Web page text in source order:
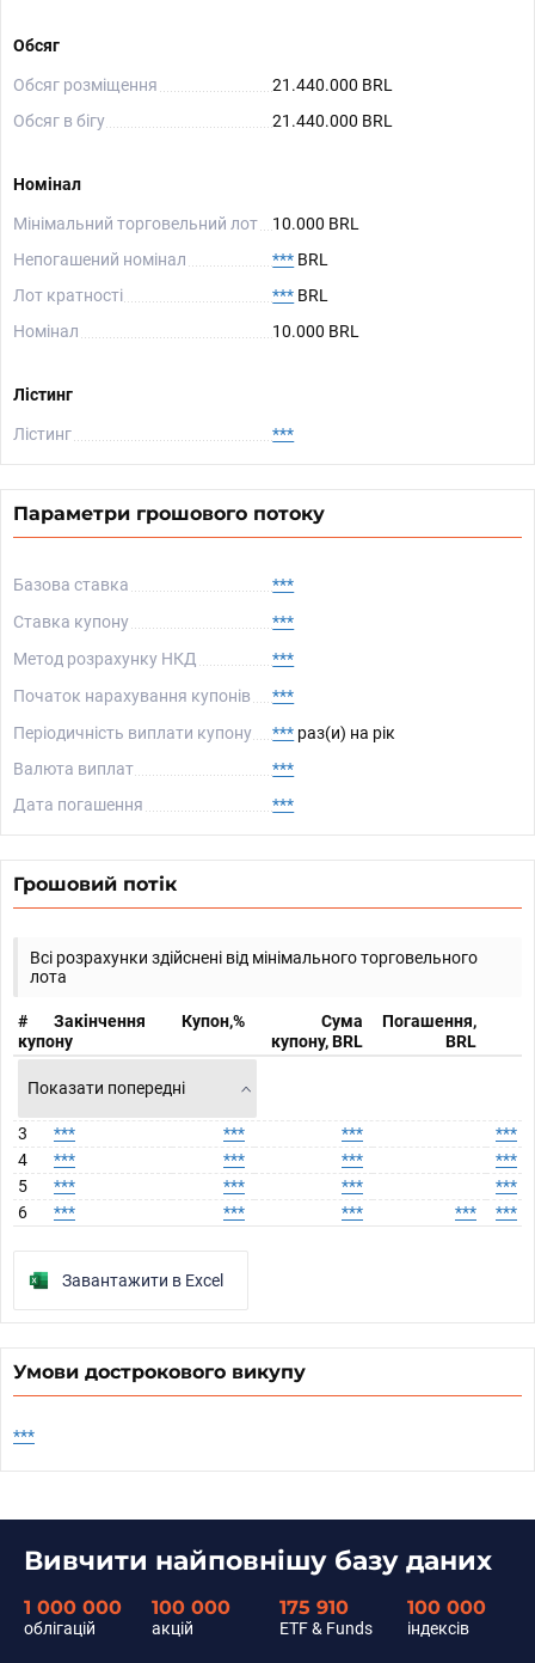
Обсяг
Обсяг розміщення
21.440.000 BRL
Обсяг в бігу
21.440.000 BRL
Номінал
Мінімальний торговельний лот
10.000 BRL
Непогашений номінал
*** BRL
Лот кратності
*** BRL
Номінал
10.000 BRL
Лістинг
Лістинг ***
Параметри грошового потоку
Базова ставка
***
Ставка купону
***
Метод розрахунку НКД
***
Початок нарахування купонів
***
Періодичність виплати купону
*** раз(и) на рік
Валюта виплат
***
Дата погашення
***
Грошовий потік
Всі розрахунки здійснені від мінімального торговельного
лота
#
Закінчення
купону
Купон,%
Сума
купону, BRL
Погашення,
BRL
Показати попередні
3 *** *** ***
***
4
*** *** ***
***
5
*** *** ***
***
6
*** *** *** *** ***
Завантажити в Excel
Умови дострокового викупу
***
Вивчити найповнішу базу даних
1 000 000
облігацій
100 000
акцій
175 910
ETF & Funds
100 000
індексів